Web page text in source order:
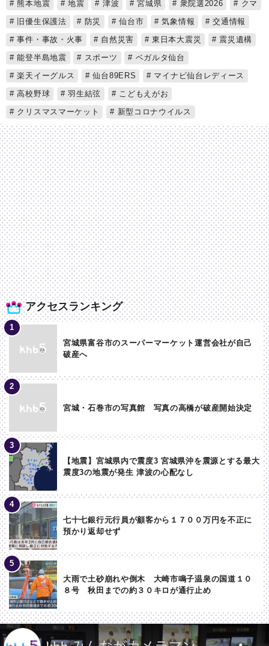
アクセスランキング
宮城県富谷市のスーパーマーケット運営会社が自己
破産へ
宮城・石巻市の写真館 写真の高橋が破産開始決定
【地震】宮城県内で震度3 宮城県沖を震源とする最大
震度3の地震が発生 津波の心配なし
七十七銀行元行員が顧客から１７００万円を不正に
預かり返却せず
大雨で土砂崩れや倒木 大崎市鳴子温泉の国道１０
８号 秋田までの約３０キロが通行止め
熊本地震 地震 津波 宮城県 衆院選2026
クマ
旧優生保護法
防災 仙台市 気象情報
交通情報
事件・事故・火事
自然災害 東日本大震災
震災遺構
能登半島地震
スポーツ
ベガルタ仙台
楽天イーグルス
仙台89ERS
マイナビ仙台レディース
高校野球
羽生結弦
こどもえがお
クリスマスマーケット
新型コロナウイルス